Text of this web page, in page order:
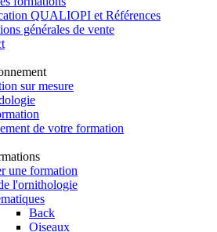
QUALIOPI et Références
générales de vente
sur mesure
de votre formation
une formation
l'ornithologie
Back
Oiseaux